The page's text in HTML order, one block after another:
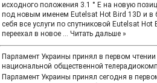
исходного положения 3.1 ° E на новую
под новым именем Eutelsat Hot Bird 13D и в
себя все услуги по спутниковой Eutelsat Hot
переехал в новое ... Читать дальше »
Парламент Украины принял в первом
национальной общественной
Парламент Украины принял сегодня в